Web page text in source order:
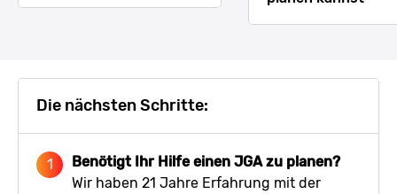
Die nächsten Schritte:
Benötigt Ihr Hilfe einen JGA zu planen?
Wir haben 21 Jahre Erfahrung mit der